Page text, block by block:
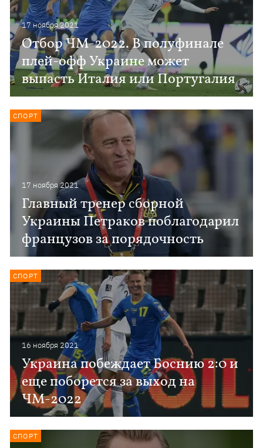
17 ноября 2021
Отбор ЧМ-2022. В полуфинале
плей-офф Украине может
выпасть Италия или Португалия
17 ноября 2021
Главный тренер сборной
Украины Петраков поблагодарил
французов за порядочность
СПОРТ
16 ноября 2021
Украина побеждает Боснию 2:0 и
еще поборется за выход на
ЧМ-2022
СПОРТ
СПОРТ